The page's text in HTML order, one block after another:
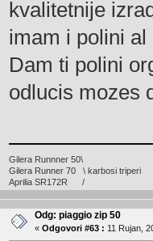
kvalitetnije
imam i polini
Dam ti polini
odlucis
Gilera Runnner 50\
Gilera Runner 70 \ karbosi triperi
Aprilia SR172R /
Odg: piaggio zip 50
« Odgovori #63 : 11 Rujan,